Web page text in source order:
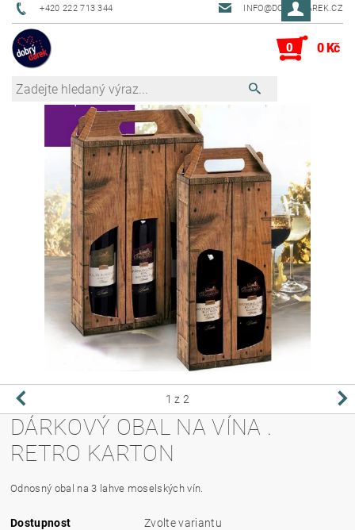
+420 222 713 344 INFO@DOBRYDAREK.CZ
0 0 Kč
1 z 2
DÁRKOVÝ OBAL NA VÍNA .
RETRO KARTON
Odnosný obal na 3 lahve moselských vín.
Dostupnost
Zvolte variantu